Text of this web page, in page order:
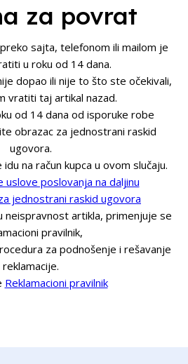
za povrat
sajta, telefonom ili mailom je
u roku od 14 dana.
dopao ili nije to što ste očekivali,
vratiti taj artikal nazad.
od 14 dana od isporuke robe
obrazac za jednostrani raskid
ugovora.
na račun kupca u ovom slučaju.
uslove poslovanja na daljinu
jednostrani raskid ugovora
neispravnost artikla, primenjuje se
pravilnik,
za podnošenje i rešavanje
reklamacije.
Reklamacioni pravilnik